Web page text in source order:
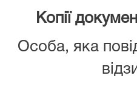
Копії
Особа, яка